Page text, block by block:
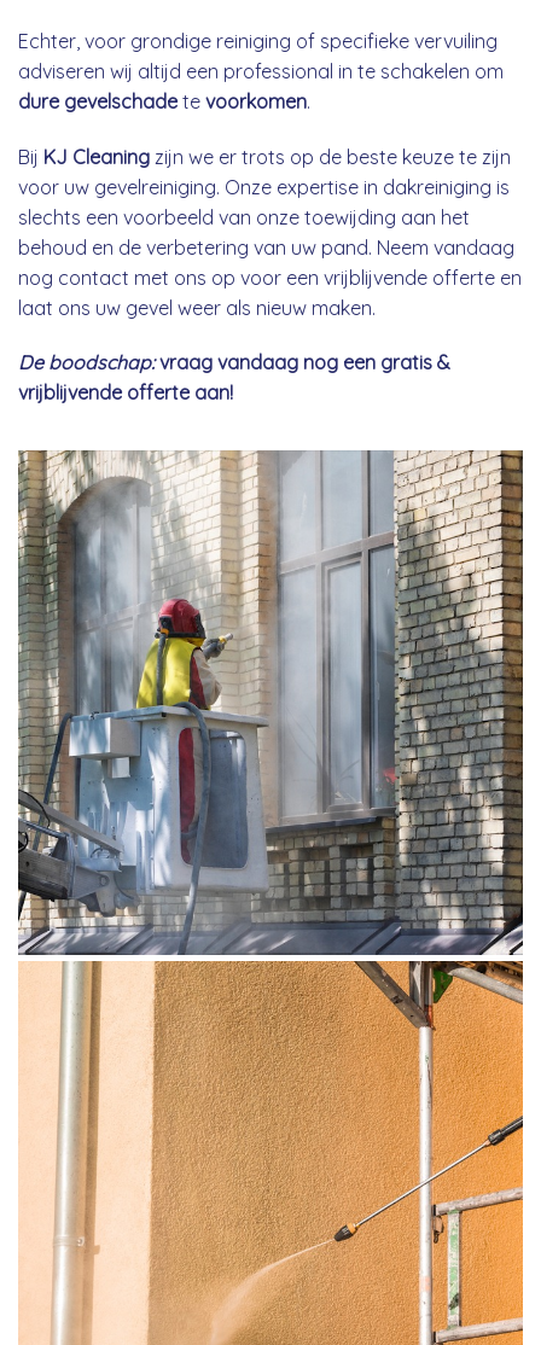
Echter, voor grondige reiniging of specifieke vervuiling
adviseren wij altijd een professional in te schakelen om
dure gevelschadete voorkomen.
Bij KJ Cleaning zijn we er trots op de beste keuze te zijn
voor uw gevelreiniging. Onze expertise in dakreiniging is
slechts een voorbeeld van onze toewijding aan het
behoud en de verbetering van uw pand. Neem vandaag
nog contact met ons op voor een vrijblijvende offerte en
laat ons uw gevel weer als nieuw maken.
De boodschap:vraag vandaag nog een gratis &
vrijblijvende offerte aan!